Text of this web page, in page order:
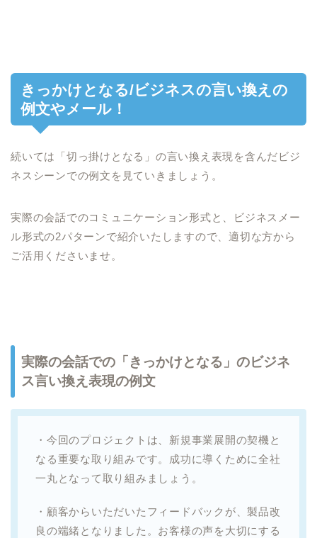
きっかけとなる/ビジネスの言い換えの
例文やメール！
続いては「切っ掛けとなる」の言い換え表現を含んだビジ
ネスシーンでの例文を見ていきましょう。
実際の会話でのコミュニケーション形式と、ビジネスメー
ル形式の2パターンで紹介いたしますので、適切な方から
ご活用くださいませ。
実際の会話での「きっかけとなる」のビジネ
ス言い換え表現の例文
・今回のプロジェクトは、新規事業展開の契機と
なる重要な取り組みです。成功に導くために全社
一丸となって取り組みましょう。
・顧客からいただいたフィードバックが、製品改
良の端緒となりました。お客様の声を大切にする